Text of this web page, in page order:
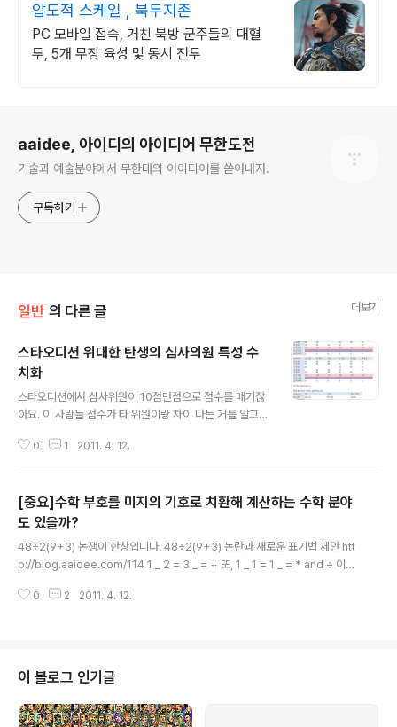
압도적 스케일 , 북두지존
PC 모바일 접속, 거친 북방 군주들의 대혈
투, 5개 무장 육성 및 동시 전투
aaidee, 아이디의 아이디어 무한도전
기술과 예술분야에서 무한대의 아이디어를 쏟아내자.
구독하기
일반 의 다른 글 더보기
스타오디션 위대한 탄생의 심사의원 특성 수
치화
스타오디션에서 심사위원이 10점만점으로 점수를 매기잖
아요. 이 사람들 점수가 타 위원이랑 차이 나는 거를 알고
이는 방법이 있으면 구체적으로 알려주세요. 다른 평가방
투표 제도에 수학적 헛점 있다는 기사가 나왔습니다. htt
p://blog.aaidee.com/62 권리세 문자투표, ‘위대한 탄
생’ 탈락에 네티즌 논란 확산 http://news.naver.com/
main/hotissue/read.nhn?mid=hot&sid1=106&cid
=307151&iid=356622&oid=213&aid=0000093
348&ptype=011 "한..
0 1 2011. 4. 12.
[중요]수학 부호를 미지의 기호로 치환해 계산하는 수학 분야
도 있을까?
48÷2(9+3) 논쟁이 한창입니다. 48÷2(9+3) 논란과 새로운 표기법 제안 htt
p://blog.aaidee.com/114 1 _ 2 = 3 _ = + 또, 1 _ 1 = 1 _ = * and ÷ 이런
6 y 4 z 3 = 21 이런 식이 있을 때, x, y, z가 *, *, - 임을 방정식 풀듯 유도하는
수학에서 배우는 것은 아니지만,..
0 2 2011. 4. 12.
이 블로그 인기글